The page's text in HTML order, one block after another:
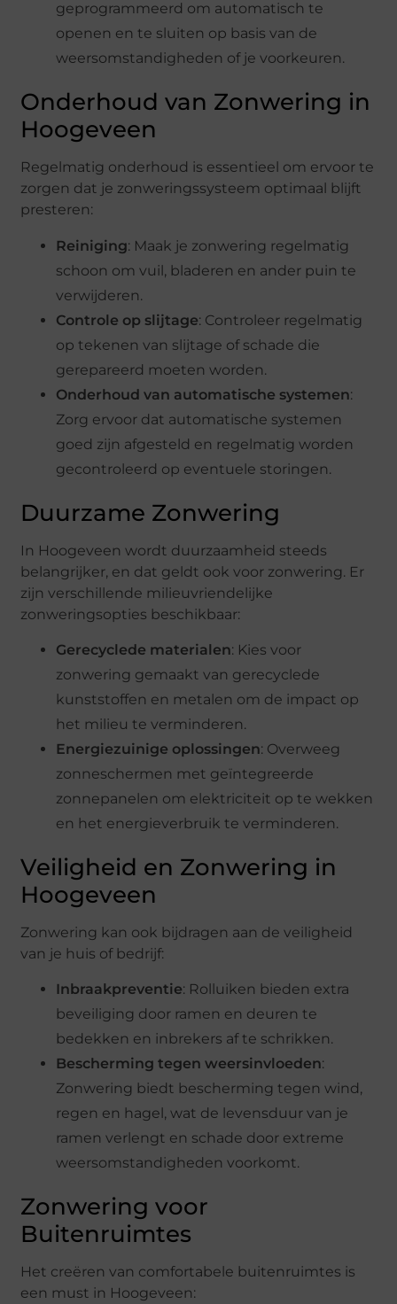
geprogrammeerd om automatisch te
openen en te sluiten op basis van de
weersomstandigheden of je voorkeuren.
Onderhoud van Zonwering in
Hoogeveen
Regelmatig onderhoud is essentieel om ervoor te
zorgen dat je zonweringssysteem optimaal blijft
presteren:
Reiniging: Maak je zonwering regelmatig
schoon om vuil, bladeren en ander puin te
verwijderen.
Controle op slijtage: Controleer regelmatig
op tekenen van slijtage of schade die
gerepareerd moeten worden.
Onderhoud van automatische systemen:
Zorg ervoor dat automatische systemen
goed zijn afgesteld en regelmatig worden
gecontroleerd op eventuele storingen.
Duurzame Zonwering
In Hoogeveen wordt duurzaamheid steeds
belangrijker, en dat geldt ook voor zonwering. Er
zijn verschillende milieuvriendelijke
zonweringsopties beschikbaar:
Gerecyclede materialen: Kies voor
zonwering gemaakt van gerecyclede
kunststoffen en metalen om de impact op
het milieu te verminderen.
Energiezuinige oplossingen: Overweeg
zonneschermen met geïntegreerde
zonnepanelen om elektriciteit op te wekken
en het energieverbruik te verminderen.
Veiligheid en Zonwering in
Hoogeveen
Zonwering kan ook bijdragen aan de veiligheid
van je huis of bedrijf:
Inbraakpreventie: Rolluiken bieden extra
beveiliging door ramen en deuren te
bedekken en inbrekers af te schrikken.
Bescherming tegen weersinvloeden:
Zonwering biedt bescherming tegen wind,
regen en hagel, wat de levensduur van je
ramen verlengt en schade door extreme
weersomstandigheden voorkomt.
Zonwering voor
Buitenruimtes
Het creëren van comfortabele buitenruimtes is
een must in Hoogeveen: